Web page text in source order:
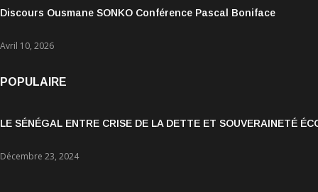
Discours Ousmane SONKO Conférence Pascal Boniface
Avril 10, 2026
POPULAIRE
LE SÉNÉGAL ENTRE CRISE DE LA DETTE ET SOUVERAINETÉ
Décembre 23, 2024